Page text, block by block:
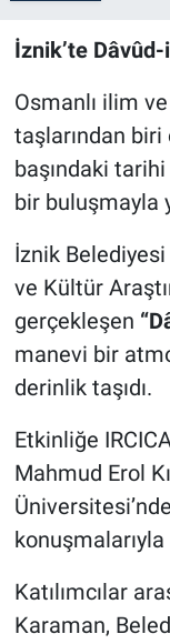
İznik’te
Osmanlı ilim
taşlarından biri
başındaki
bir buluşmayla
İznik
ve Kültür
gerçekleşen
manevi bir
derinlik taşıdı.
Etkinliğe
Mahmud Erol
Katılımcılar
Karaman,
Magazin
Siyaset
Yaşam
Spor
Nöbetçi